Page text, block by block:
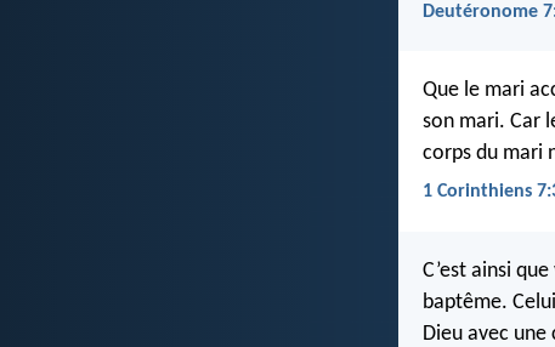
Deutéronome
Que le mari
son mari. Car
corps du mari
1 Corinthiens
C’est ainsi
baptême.
Dieu avec